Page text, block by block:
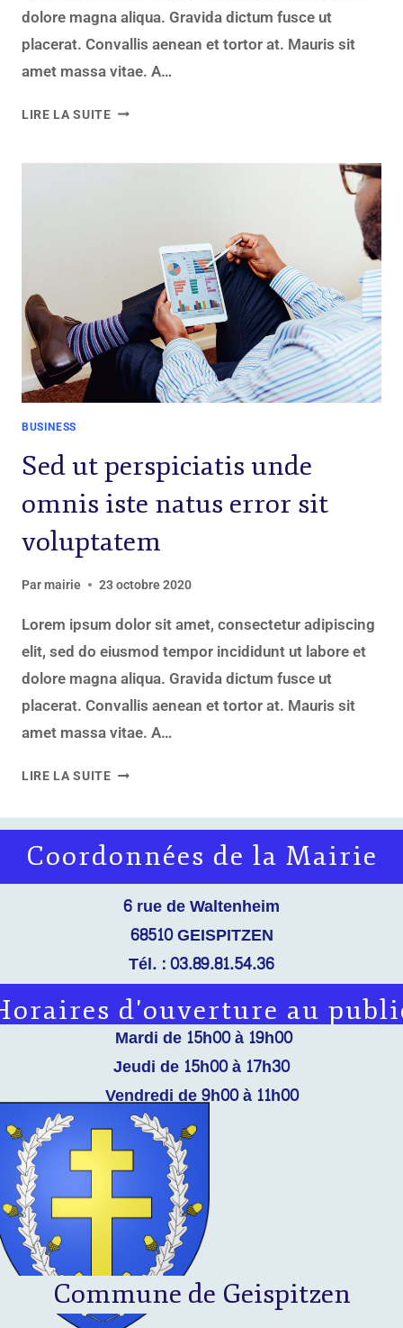
dolore magna aliqua. Gravida dictum fusce ut
placerat. Convallis aenean et tortor at. Mauris sit
amet massa vitae. A…
LIRE LA SUITE
BUSINESS
Sed ut perspiciatis unde
omnis iste natus error sit
voluptatem
Parmairie 23 octobre 2020
Lorem ipsum dolor sit amet, consectetur adipiscing
elit, sed do eiusmod tempor incididunt ut labore et
dolore magna aliqua. Gravida dictum fusce ut
placerat. Convallis aenean et tortor at. Mauris sit
amet massa vitae. A…
LIRE LA SUITE
Coordonnées de la Mairie
6 rue de Waltenheim
68510 GEISPITZEN
Tél. : 03.89.81.54.36
Email :mairie@geispitzen.fr
d'ouverture au
Mardi de 15h00 à 19h00
Jeudi de 15h00 à 17h30
Vendredi de 9h00 à 11h00
La prise de rendez-vous est à privilégier pour les
services suivants : Etat Civil, Urbanisme et Scolaire
Commune de Geispitzen